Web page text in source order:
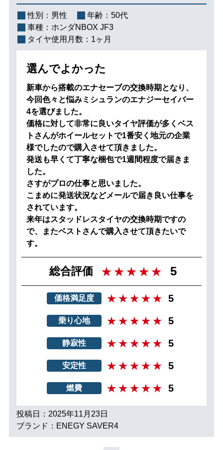
性別： 男性 年齢： 50代
車種： ホンダNBOX JF3
タイヤ使用月数： 1ヶ月
選んでよかった
新車から搭載のエナセーブの交換時期となり、
今回色々と悩みミシュランのエナジーセイバー
4を選びました。
価格に対して非常に良いタイヤ評価が多くベス
トさんがホイールセットで1番安く地元の企業
様でしたので購入させて頂きました。
発送も早くて丁寧な梱包で1週間程度で届きま
した。
さすがプロの仕事と思いました。
こまめに発送状況などメールで届き良い仕事を
されています。
来年はスタッドレスタイヤの交換時期ですの
で、またベストさんで購入させて頂きたいで
す。
総合評価 5
価格満足度 5
乗り心地 5
静寂性 5
安定性 5
燃費 5
投稿日：2025年11月23日
ブランド：ENEGY SAVER4